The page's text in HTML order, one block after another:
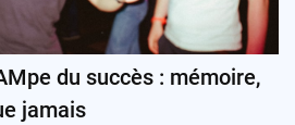
du succès : mémoire,
jamais